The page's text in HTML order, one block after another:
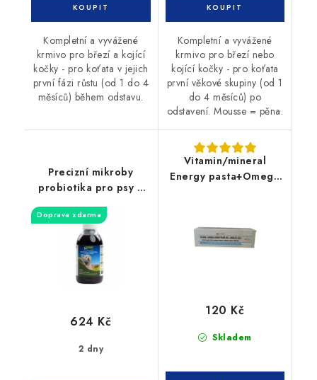
Kompletní a vyvážené
krmivo pro březí a kojící
kočky - pro koťata v jejich
první fázi růstu (od 1 do 4
měsíců) během odstavu.
Kompletní a vyvážené
krmivo pro březí nebo
kojící kočky - pro koťata
první věkové skupiny (od 1
do 4 měsíců) po
odstavení. Mousse = pěna.
Precizní mikroby
probiotika pro psy a
kočky 300ml
Doprava zdarma
2 dny
624 Kč
Vitamin/mineral
Energy pasta+Omega
Skladem
120 Kč